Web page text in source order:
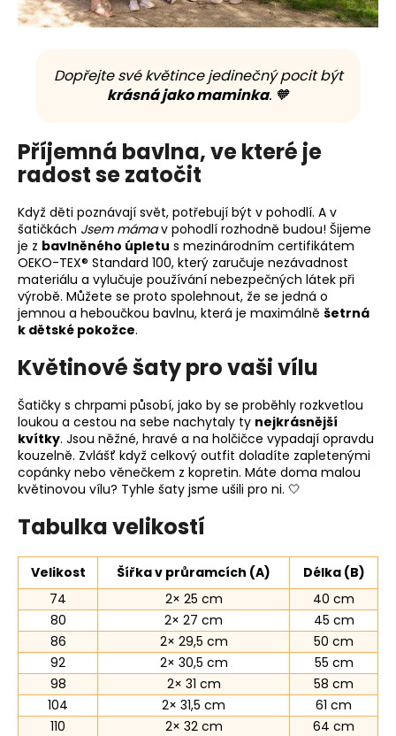
Dopřejte své květince jedinečný pocit být
krásná jako maminka. 🧡
Příjemná bavlna, ve které je
radost se zatočit
Když děti poznávají svět, potřebují být v pohodlí. A v
šatičkách Jsem mámav pohodlí rozhodně budou! Šijeme
je z bavlněného úpletu s mezinárodním certifikátem
OEKO-TEX® Standard 100, který zaručuje nezávadnost
materiálu a vylučuje používání nebezpečných látek při
výrobě. Můžete se proto spolehnout, že se jedná o
jemnou a heboučkou bavlnu, která je maximálně šetrná
k dětské pokožce.
Květinové šaty pro vaši vílu
Šatičky s chrpami působí, jako by se proběhly rozkvetlou
loukou a cestou na sebe nachytaly ty nejkrásnější
kvítky. Jsou něžné, hravé a na holčičce vypadají opravdu
kouzelně. Zvlášť když celkový outfit doladíte zapletenými
copánky nebo věnečkem z kopretin. Máte doma malou
květinovou vílu? Tyhle šaty jsme ušili pro ni. 🤍
Tabulka velikostí
Velikost Šířka v průramcích (A)
Délka (B)
74
2× 25 cm
40 cm
80
2× 27 cm
45 cm
86
2× 29,5 cm
50 cm
92
2× 30,5 cm
55 cm
98
2× 31 cm
58 cm
104
2× 31,5 cm
61 cm
110
2× 32 cm
64 cm